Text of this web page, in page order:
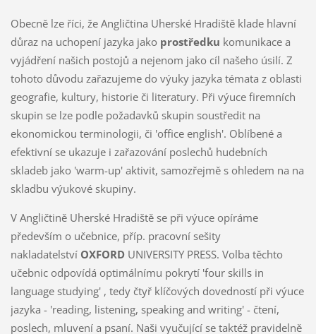
Obecně lze říci, že Angličtina Uherské Hradiště klade hlavní
důraz na uchopení jazyka jako prostředku komunikace a
vyjádření našich postojů a nejenom jako cíl našeho úsilí. Z
tohoto důvodu zařazujeme do výuky jazyka témata z oblasti
geografie, kultury, historie či literatury. Při výuce firemních
skupin se lze podle požadavků skupin soustředit na
ekonomickou terminologii, či 'office english'. Oblíbené a
efektivní se ukazuje i zařazování poslechů hudebních
skladeb jako 'warm-up' aktivit, samozřejmě s ohledem na na
skladbu výukové skupiny.
V Angličtině Uherské Hradiště se při výuce opíráme
především o učebnice, příp. pracovní sešity
nakladatelství OXFORD UNIVERSITY PRESS. Volba těchto
učebnic odpovídá optimálnímu pokrytí 'four skills in
language studying' , tedy čtyř klíčových dovedností při výuce
jazyka - 'reading, listening, speaking and writing' - čtení,
poslech, mluvení a psaní. Naši vyučující se taktéž pravidelně